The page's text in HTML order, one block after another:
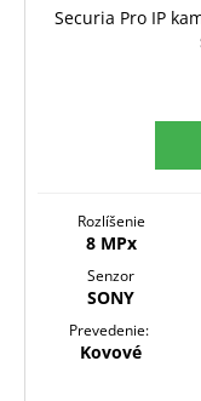
Securia Pro IP
Rozlíšenie
8 MPx
Senzor
SONY
Prevedenie:
Kovové